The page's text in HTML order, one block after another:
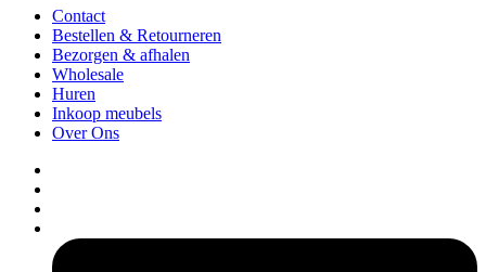
Contact
Bestellen & Retourneren
Bezorgen & afhalen
Wholesale
Huren
Inkoop meubels
Over Ons